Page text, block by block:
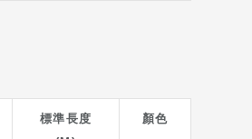
標準長度
顏色